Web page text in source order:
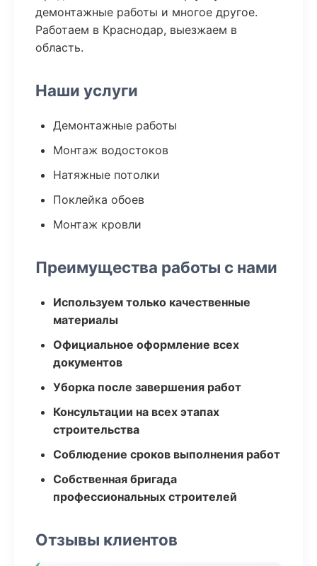
демонтажные работы и многое другое.
Работаем в Краснодар, выезжаем в
область.
Наши услуги
Демонтажные работы
Монтаж водостоков
Натяжные потолки
Поклейка обоев
Монтаж кровли
Преимущества работы с нами
Используем только качественные
материалы
Официальное оформление всех
документов
Уборка после завершения работ
Консультации на всех этапах
строительства
Соблюдение сроков выполнения работ
Собственная бригада
профессиональных строителей
Отзывы клиентов